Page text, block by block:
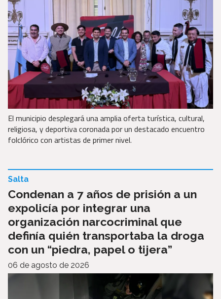
El municipio desplegará una amplia oferta turística, cultural,
religiosa, y deportiva coronada por un destacado encuentro
folclórico con artistas de primer nivel.
Condenan a 7 años de prisión a un
expolicía por integrar una
organización narcocriminal que
definía quién transportaba la droga
con un “piedra, papel o tijera”
Salta
06 de agosto de 2026